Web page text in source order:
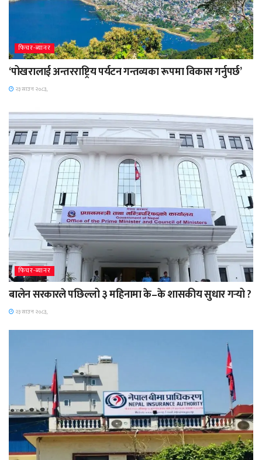
फिचर-ब्यानर
‘पोखरालाई अन्तरराष्ट्रिय पर्यटन गन्तव्यका रूपमा विकास गर्नुपर्छ’
२३ साउन २०८३,
फिचर-ब्यानर
बालेन सरकारले पछिल्लो ३ महिनामा के–के शासकीय सुधार गर्‍यो ?
२३ साउन २०८३,